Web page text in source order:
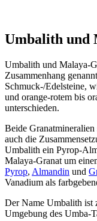
Umbalith und
Umbalith und Malaya-
Zusammenhang
Schmuck-/Edelsteine,
und orange-rotem bis
unterschieden.
Beide
auch die
Umbalith ein Pyrop-
Malaya-Granat um
Pyrop, Almandin und
Vanadium als
Der Name Umbalith ist
Umgebung des Umba-